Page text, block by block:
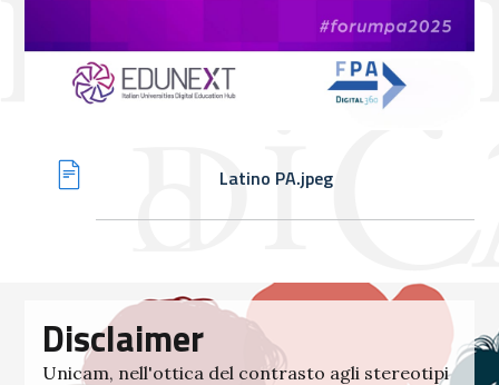
Latino PA.jpeg
Disclaimer
Unicam, nell'ottica del contrasto agli stereotipi